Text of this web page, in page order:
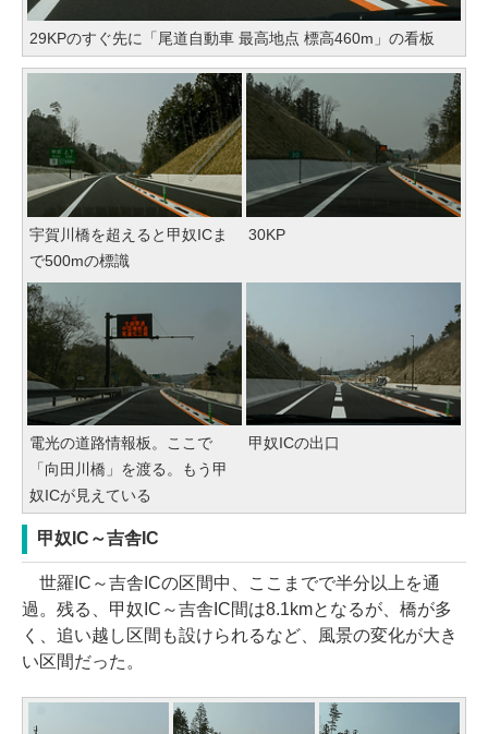
29KPのすぐ先に「尾道自動車 最高地点 標高460m」の看板
宇賀川橋を超えると甲奴ICま
で500mの標識
30KP
電光の道路情報板。ここで
「向田川橋」を渡る。もう甲
奴ICが見えている
甲奴ICの出口
甲奴IC～吉舎IC
世羅IC～吉舎ICの区間中、ここまでで半分以上を通
過。残る、甲奴IC～吉舎IC間は8.1kmとなるが、橋が多
く、追い越し区間も設けられるなど、風景の変化が大き
い区間だった。